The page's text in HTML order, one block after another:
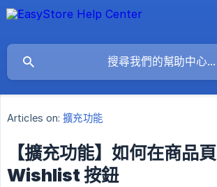
Articles on: 擴充功能
【擴充功能】如何在商品
Wishlist 按鈕